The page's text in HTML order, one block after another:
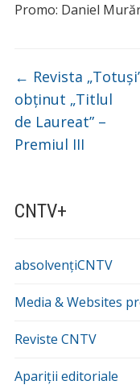
CNTV+
absolvențiCNTV
Media & Websites
Reviste CNTV
Apariții editoriale
Promo: Daniel
← Revista
obținut „Titlul
de Laureat” –
Premiul III